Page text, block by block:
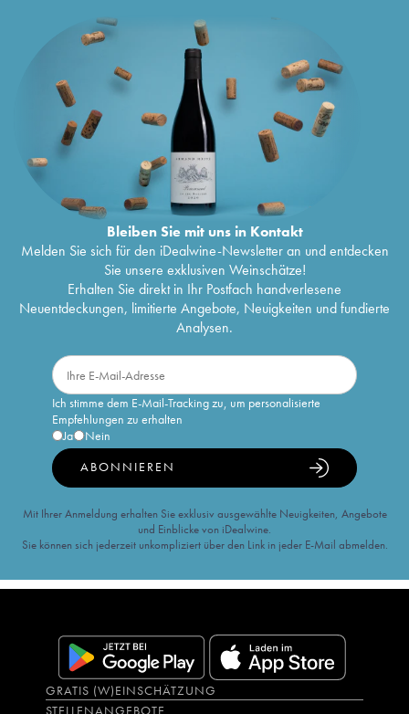
Bleiben Sie mit uns in Kontakt
Melden Sie sich für den iDealwine-Newsletter an und entdecken
Sie unsere exklusiven Weinschätze!
Erhalten Sie direkt in Ihr Postfach handverlesene
Neuentdeckungen, limitierte Angebote, Neuigkeiten und fundierte
Analysen.
Ich stimme dem E-Mail-Tracking zu, um personalisierte
Empfehlungen zu erhalten
Ja
Nein
ABONNIEREN
Mit Ihrer Anmeldung erhalten Sie exklusiv ausgewählte Neuigkeiten, Angebote
und Einblicke von iDealwine.
Sie können sich jederzeit unkompliziert über den Link in jeder E-Mail abmelden.
GRATIS (W)EINSCHÄTZUNG
STELLENANGEBOTE